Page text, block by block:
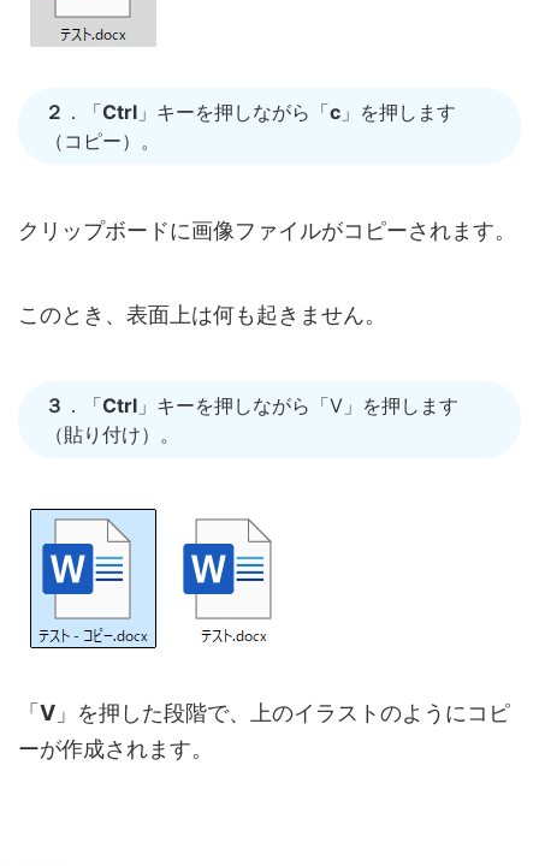
２ ．「Ctrl 」キーを押しながら「c 」を押します
（コピー）。
クリップボードに画像ファイルがコピーされます。
このとき、表面上は何も起きません。
３ ．「Ctrl 」キーを押しながら「V」を押します
（貼り付け）。
「V 」を押した段階で、上のイラストのようにコピ
ーが作成されます。